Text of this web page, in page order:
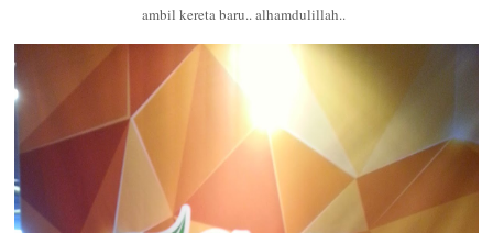
ambil kereta baru.. alhamdulillah..